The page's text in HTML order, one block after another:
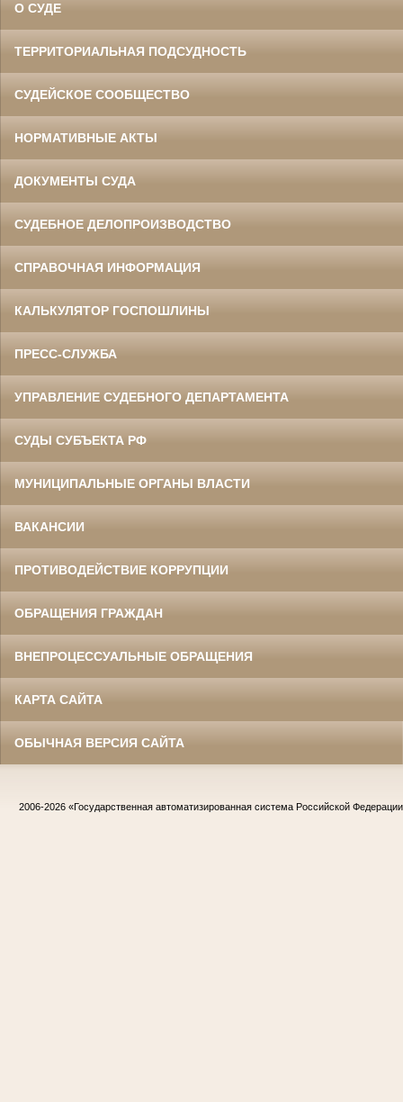
О СУДЕ
ТЕРРИТОРИАЛЬНАЯ ПОДСУДНОСТЬ
СУДЕЙСКОЕ СООБЩЕСТВО
НОРМАТИВНЫЕ АКТЫ
ДОКУМЕНТЫ СУДА
СУДЕБНОЕ ДЕЛОПРОИЗВОДСТВО
СПРАВОЧНАЯ ИНФОРМАЦИЯ
КАЛЬКУЛЯТОР ГОСПОШЛИНЫ
ПРЕСС-СЛУЖБА
УПРАВЛЕНИЕ СУДЕБНОГО ДЕПАРТАМЕНТА
СУДЫ СУБЪЕКТА РФ
МУНИЦИПАЛЬНЫЕ ОРГАНЫ ВЛАСТИ
ВАКАНСИИ
ПРОТИВОДЕЙСТВИЕ КОРРУПЦИИ
ОБРАЩЕНИЯ ГРАЖДАН
ВНЕПРОЦЕССУАЛЬНЫЕ ОБРАЩЕНИЯ
КАРТА САЙТА
ОБЫЧНАЯ ВЕРСИЯ САЙТА
2006-2026 «Государственная автоматизированная система Российской